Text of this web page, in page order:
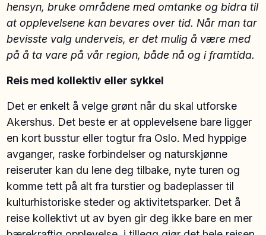
hensyn, bruke områdene med omtanke og bidra til
at opplevelsene kan bevares over tid. Når man tar
bevisste valg underveis, er det mulig å være med
på å ta vare på vår region, både nå og i framtida.
Reis med kollektiv eller sykkel
Det er enkelt å velge grønt når du skal utforske
Akershus. Det beste er at opplevelsene bare ligger
en kort busstur eller togtur fra Oslo. Med hyppige
avganger, raske forbindelser og naturskjønne
reiseruter kan du lene deg tilbake, nyte turen og
komme tett på alt fra turstier og badeplasser til
kulturhistoriske steder og aktivitetsparker. Det å
reise kollektivt ut av byen gir deg ikke bare en mer